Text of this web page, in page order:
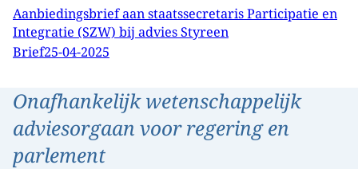
Aanbiedingsbrief aan staatssecretaris Participatie en
Integratie (SZW) bij advies Styreen
Brief25-04-2025
Onafhankelijk wetenschappelijk
adviesorgaan voor regering en
parlement